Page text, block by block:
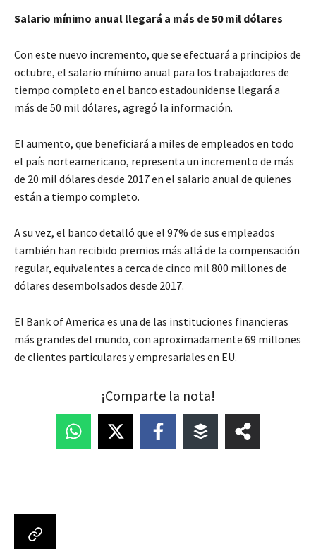
Salario mínimo anual llegará a más de 50 mil dólares
Con este nuevo incremento, que se efectuará a principios de
octubre, el salario mínimo anual para los trabajadores de
tiempo completo en el banco estadounidense llegará a
más de 50 mil dólares, agregó la información.
El aumento, que beneficiará a miles de empleados en todo
el país norteamericano, representa un incremento de más
de 20 mil dólares desde 2017 en el salario anual de quienes
están a tiempo completo.
A su vez, el banco detalló que el 97% de sus empleados
también han recibido premios más allá de la compensación
regular, equivalentes a cerca de cinco mil 800 millones de
dólares desembolsados desde 2017.
El Bank of America es una de las instituciones financieras
más grandes del mundo, con aproximadamente 69 millones
de clientes particulares y empresariales en EU.
¡Comparte la nota!